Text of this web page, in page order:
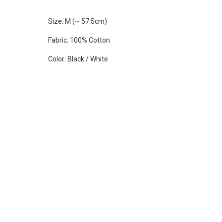
Size: M (~ 57.5cm)
Fabric: 100% Cotton
Color: Black / White